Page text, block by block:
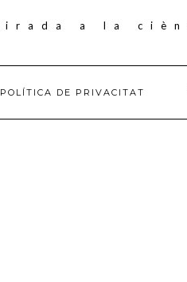
POLÍTICA DE PRIVACITAT